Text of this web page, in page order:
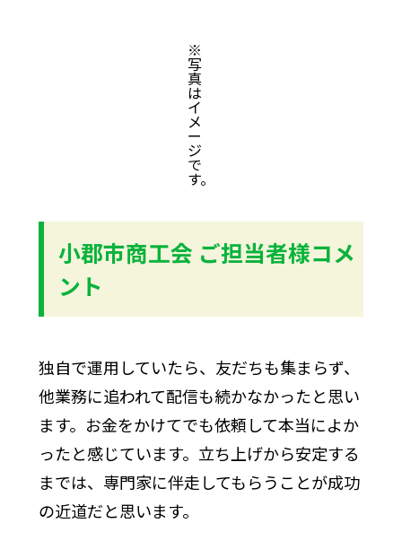
※
写
真
は
イ
メ
ー
ジ
で
す。
小郡市商工会 ご担当者様コメ
ント
独自で運用していたら、友だちも集まらず、
他業務に追われて配信も続かなかったと思い
ます。お金をかけてでも依頼して本当によか
ったと感じています。立ち上げから安定する
までは、専門家に伴走してもらうことが成功
の近道だと思います。